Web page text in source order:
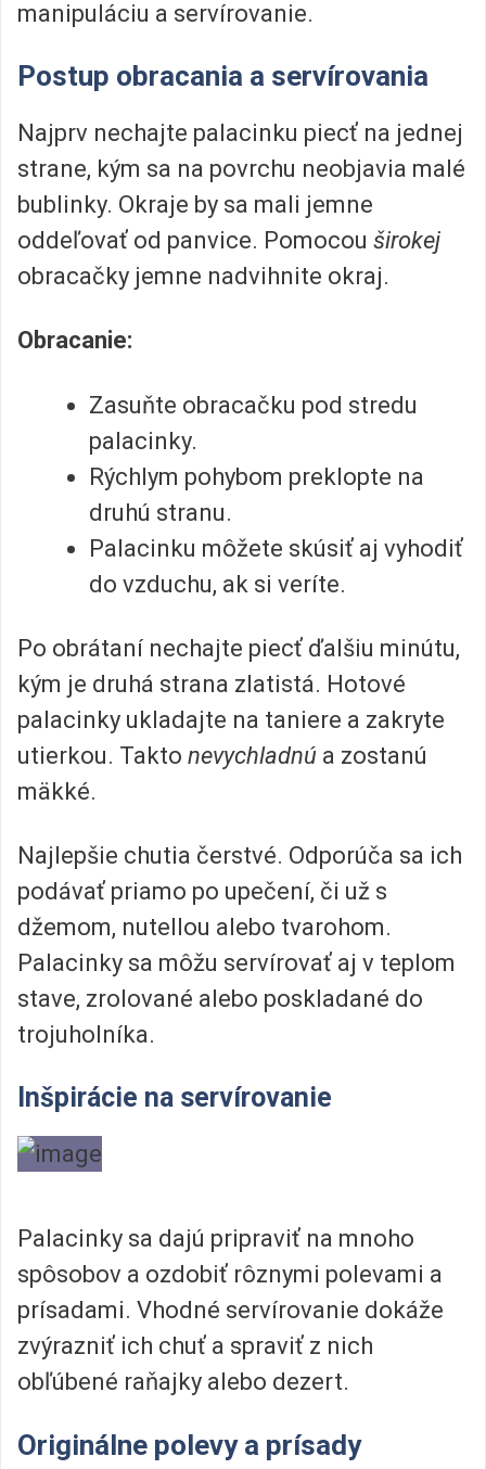
manipuláciu a servírovanie.
Postup obracania a servírovania
Najprv nechajte palacinku piecť na jednej
strane, kým sa na povrchu neobjavia malé
bublinky. Okraje by sa mali jemne
oddeľovať od panvice. Pomocou širokej
obracačky jemne nadvihnite okraj.
Obracanie:
Zasuňte obracačku pod stredu
palacinky.
Rýchlym pohybom preklopte na
druhú stranu.
Palacinku môžete skúsiť aj vyhodiť
do vzduchu, ak si veríte.
Po obrátaní nechajte piecť ďalšiu minútu,
kým je druhá strana zlatistá. Hotové
palacinky ukladajte na taniere a zakryte
utierkou. Takto nevychladnú a zostanú
mäkké.
Najlepšie chutia čerstvé. Odporúča sa ich
podávať priamo po upečení, či už s
džemom, nutellou alebo tvarohom.
Palacinky sa môžu servírovať aj v teplom
stave, zrolované alebo poskladané do
trojuholníka.
Inšpirácie na servírovanie
Palacinky sa dajú pripraviť na mnoho
spôsobov a ozdobiť rôznymi polevami a
prísadami. Vhodné servírovanie dokáže
zvýrazniť ich chuť a spraviť z nich
obľúbené raňajky alebo dezert.
Originálne polevy a prísady